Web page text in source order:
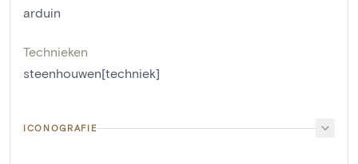
arduin
Technieken
steenhouwen[techniek]
ICONOGRAFIE